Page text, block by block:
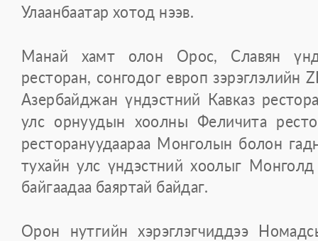
Улаанбаатар хотод нээв.
Манай хамт олон Орос, Славян
ресторан, сонгодог европ зэрэглэлийн
Азербайджан үндэстний Кавказ
улс орнуудын хоолны Феличита
ресторануудаараа Монголын болон
тухайн улс үндэстний хоолыг
байгаадаа баяртай байдаг.
Орон нутгийн хэрэглэгчиддээ